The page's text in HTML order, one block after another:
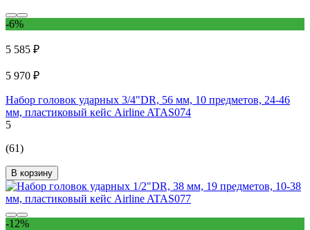
-6%
5 585 ₽
5 970 ₽
Набор головок ударных 3/4"DR, 56 мм, 10 предметов, 24-46
мм, пластиковый кейс Airline ATAS074
5
(61)
В корзину
-12%